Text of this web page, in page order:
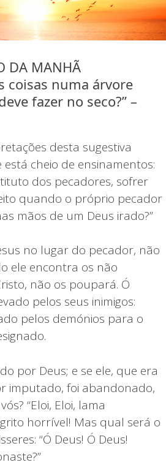
DA MANHÃ
coisas numa árvore
fazer no seco?” –
desta sugestiva
cheio de ensinamentos:
dos pecadores, sofrer
quando o próprio pecador
mãos de um Deus irado?”
no lugar do pecador, não
ele encontra os não
não os poupará. Ó
pelos seus inimigos:
pelos demónios para o
por Deus; e se ele, que era
imputado, foi abandonado,
“Eloi, Eloi, lama
horrível! Mas qual será o
“Ó Deus! Ó Deus!